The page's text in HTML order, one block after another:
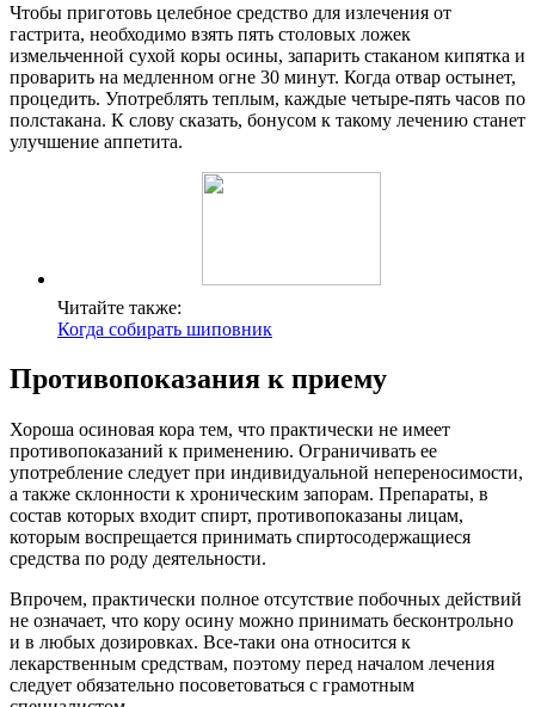
Чтобы приготовь целебное средство для излечения от
гастрита, необходимо взять пять столовых ложек
измельченной сухой коры осины, запарить стаканом кипятка и
проварить на медленном огне 30 минут. Когда отвар остынет,
процедить. Употреблять теплым, каждые четыре-пять часов по
полстакана. К слову сказать, бонусом к такому лечению станет
улучшение аппетита.
Читайте также:
Когда собирать шиповник
Противопоказания к приему
Хороша осиновая кора тем, что практически не имеет
противопоказаний к применению. Ограничивать ее
употребление следует при индивидуальной непереносимости,
а также склонности к хроническим запорам. Препараты, в
состав которых входит спирт, противопоказаны лицам,
которым воспрещается принимать спиртосодержащиеся
средства по роду деятельности.
Впрочем, практически полное отсутствие побочных действий
не означает, что кору осину можно принимать бесконтрольно
и в любых дозировках. Все-таки она относится к
лекарственным средствам, поэтому перед началом лечения
следует обязательно посоветоваться с грамотным